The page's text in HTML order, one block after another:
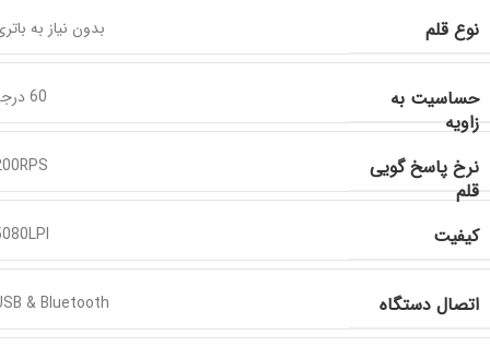
نوع قلم بدون نیاز به
حساسیت به
زاویه
60 درجه
نرخ پاسخ گویی
قلم
کیفیت
اتصال دستگاه